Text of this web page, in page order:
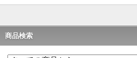
商品検索